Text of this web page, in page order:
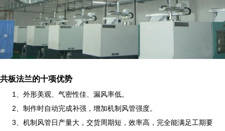
共板法兰的十项优势
1
、外形美观、气密性佳、漏风率低。
2 、制作时自动完成补强，增加机制风管强度。
3 、机制风管日产量大，交货周期短，效率高，完全能满足工期要